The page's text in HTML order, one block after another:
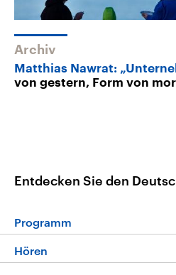
Archiv
Matthias Nawrat:
von gestern, Form von
Entdecken Sie den
Programm
Hören